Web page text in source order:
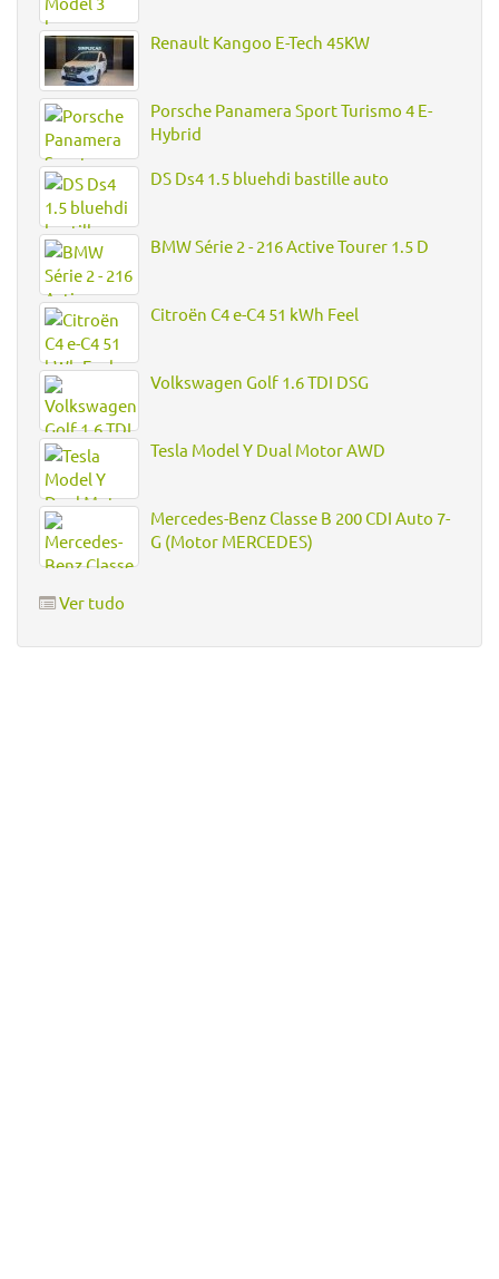
Renault Kangoo E-Tech 45KW
Porsche Panamera Sport Turismo 4 E-
Hybrid
DS Ds4 1.5 bluehdi bastille auto
BMW Série 2 - 216 Active Tourer 1.5 D
Citroën C4 e-C4 51 kWh Feel
Volkswagen Golf 1.6 TDI DSG
Tesla Model Y Dual Motor AWD
Mercedes-Benz Classe B 200 CDI Auto 7-
G (Motor MERCEDES)
Ver tudo